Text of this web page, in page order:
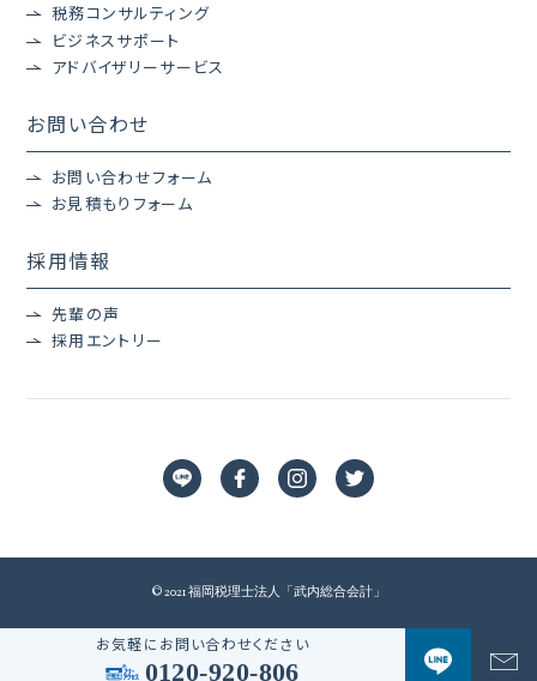
お気軽にお問い合わせください
0120-920-806
税務コンサルティング
ビジネスサポート
アドバイザリーサービス
お問い合わせ
お問い合わせフォーム
お見積もりフォーム
採用情報
先輩の声
採用エントリー
© 2021 福岡税理士法人「武内総合会計」